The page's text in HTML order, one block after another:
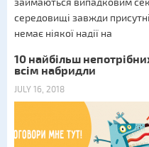
займаються випадковим
середовищі завжди
немає ніякої надії на
10 найбільш
всім набридли
JULY 16, 2018